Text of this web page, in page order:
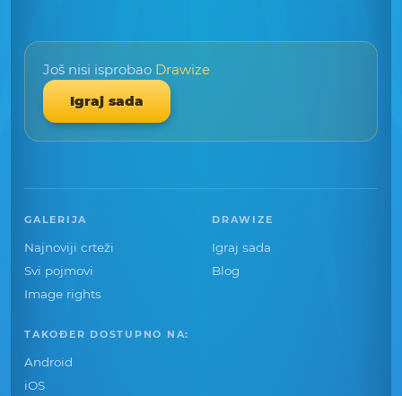
Još nisi isprobao Drawize
Igraj sada
GALERIJA
Najnoviji crteži
Svi pojmovi
Image rights
DRAWIZE
Igraj sada
Blog
TAKOĐER DOSTUPNO NA:
Android
iOS